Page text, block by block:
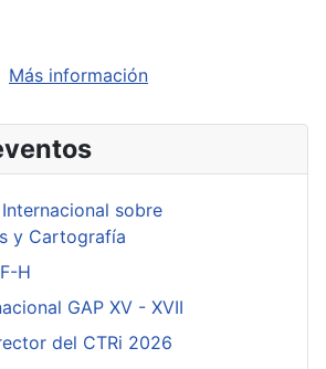
Más información
sobre
y Cartografía
H
GAP XV - XVII
del CTRi 2026